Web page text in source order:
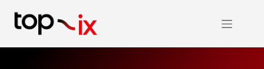
contenuto